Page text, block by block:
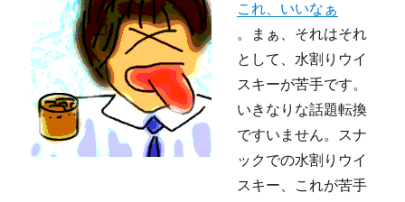
これ、いいなぁ
。まぁ、それはそれ
として、水割りウイ
スキーが苦手です。
いきなりな話題転換
ですいません。スナ
ックでの水割りウイ
スキー、これが苦手